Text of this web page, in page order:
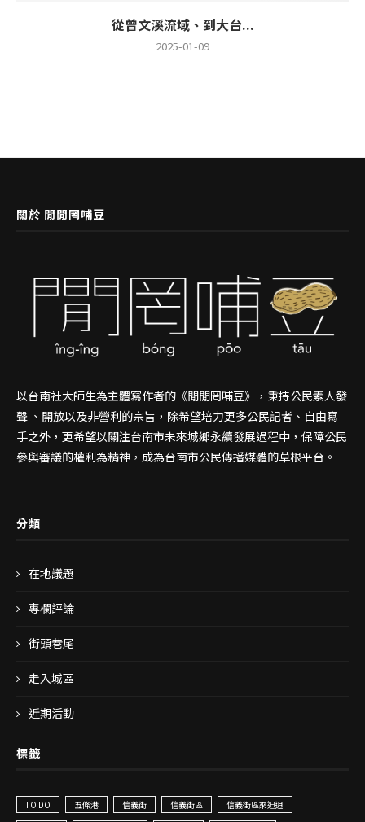
從曾文溪流域、到大台...
2025-01-09
關於 閒閒罔哺豆
以台南社大師生為主體寫作者的《閒閒罔哺豆》，秉持公民素人發
聲 、開放以及非營利的宗旨，除希望培力更多公民記者、自由寫
手之外，更希望以關注台南市未來城鄉永續發展過程中，保障公民
參與審議的權利為精神，成為台南市公民傳播媒體的草根平台。
分類
在地議題
專欄評論
街頭巷尾
走入城區
近期活動
標籤
TO DO 五條港 信義街 信義街區 信義街區來𨑨迌